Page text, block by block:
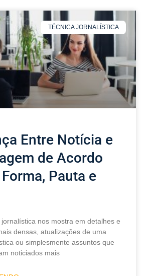
TÉCNICA JORNALÍSTICA
Entre Notícia e
de Acordo
Pauta e
nos mostra em detalhes e
densas, atualizações de uma
ou simplesmente assuntos que
noticiados mais